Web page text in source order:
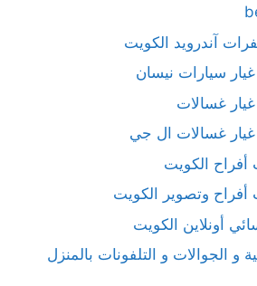
آندرويد الكويت
سيارات نيسان
غسالات
غسالات ال جي
أفراح الكويت
أفراح وتصوير الكويت
أونلاين الكويت
و الجوالات و التلفونات بالمنزل